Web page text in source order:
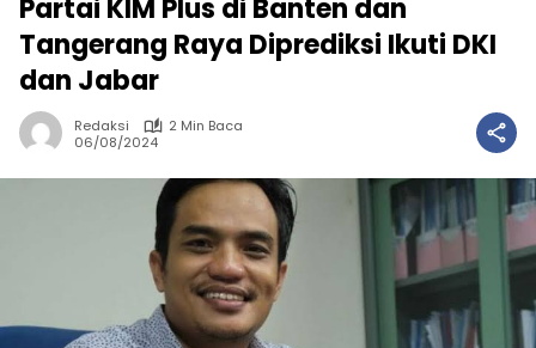
Partai KIM Plus di Banten dan
Tangerang Raya Diprediksi Ikuti DKI
dan Jabar
Redaksi
2 Min Baca
06/08/2024